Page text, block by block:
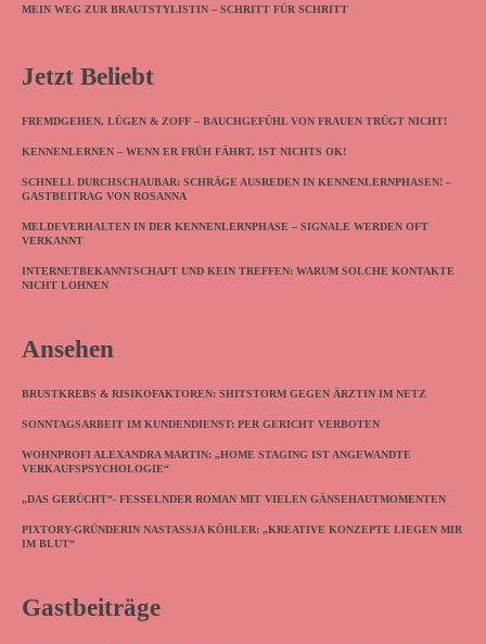
MEIN WEG ZUR BRAUTSTYLISTIN – SCHRITT FÜR SCHRITT
Jetzt Beliebt
FREMDGEHEN, LÜGEN & ZOFF – BAUCHGEFÜHL VON FRAUEN TRÜGT NICHT!
KENNENLERNEN – WENN ER FRÜH FÄHRT, IST NICHTS OK!
SCHNELL DURCHSCHAUBAR: SCHRÄGE AUSREDEN IN KENNENLERNPHASEN! –
GASTBEITRAG VON ROSANNA
MELDEVERHALTEN IN DER KENNENLERNPHASE – SIGNALE WERDEN OFT
VERKANNT
INTERNETBEKANNTSCHAFT UND KEIN TREFFEN: WARUM SOLCHE KONTAKTE
NICHT LOHNEN
Ansehen
BRUSTKREBS & RISIKOFAKTOREN: SHITSTORM GEGEN ÄRZTIN IM NETZ
SONNTAGSARBEIT IM KUNDENDIENST: PER GERICHT VERBOTEN
WOHNPROFI ALEXANDRA MARTIN: „HOME STAGING IST ANGEWANDTE
VERKAUFSPSYCHOLOGIE“
„DAS GERÜCHT“- FESSELNDER ROMAN MIT VIELEN GÄNSEHAUTMOMENTEN
PIXTORY-GRÜNDERIN NASTASSJA KÖHLER: „KREATIVE KONZEPTE LIEGEN MIR
IM BLUT“
Gastbeiträge